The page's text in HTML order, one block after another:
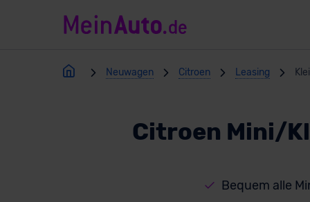
Neuwagen Citroen Leasing
Citroen Mini/
Bequem alle